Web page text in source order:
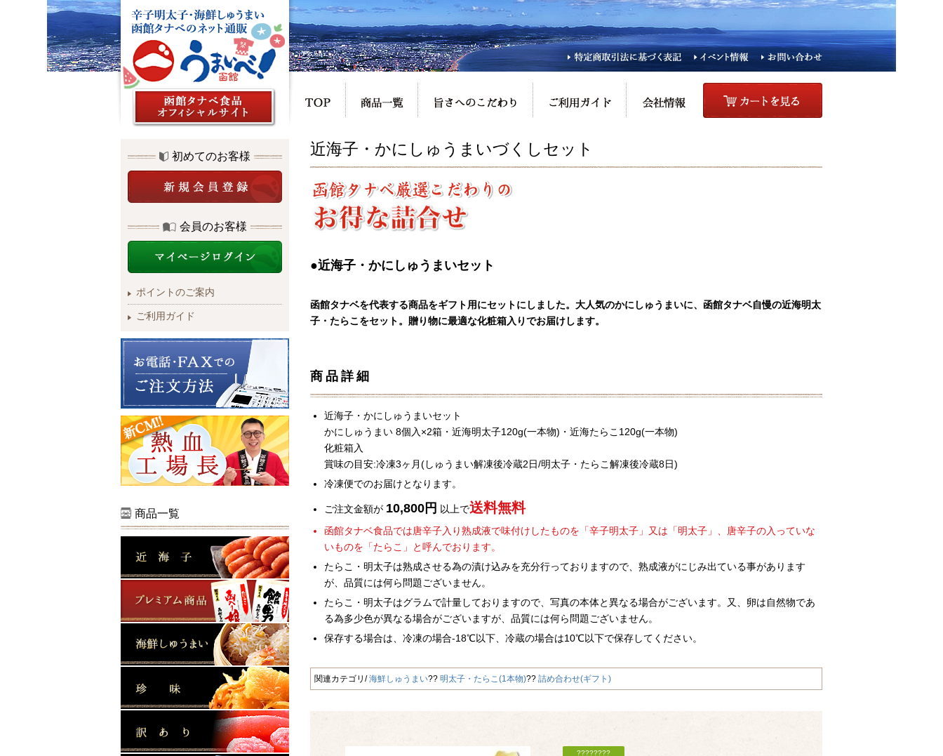
近海子・かにしゅうまいづくしセット
●近海子・かにしゅうまいセット
函館タナベを代表する商品をギフト用にセットにしました。大人気のかにしゅうまいに、函館タナベ自慢の近海明太
子・たらこをセット。贈り物に最適な化粧箱入りでお届けします。
商品詳細
近海子・かにしゅうまいセット
かにしゅうまい 8個入×2箱・近海明太子120g(一本物)・近海たらこ120g(一本物)
化粧箱入
賞味の目安:冷凍3ヶ月(しゅうまい解凍後冷蔵2日/明太子・たらこ解凍後冷蔵8日)
冷凍便でのお届けとなります。
ご注文金額が 10,800円 以上で送料無料
函館タナベ食品では唐辛子入り熟成液で味付けしたものを「辛子明太子」又は「明太子」、唐辛子の入っていな
いものを「たらこ」と呼んでおります。
たらこ・明太子は熟成させる為の漬け込みを充分行っておりますので、熟成液がにじみ出ている事があります
が、品質には何ら問題ございません。
たらこ・明太子はグラムで計量しておりますので、写真の本体と異なる場合がございます。又、卵は自然物であ
る為多少色が異なる場合がございますが、品質には何ら問題ございません。
保存する場合は、冷凍の場合-18℃以下、冷蔵の場合は10℃以下で保存してください。
関連カテゴリ 海鮮しゅうまい 明太子・たらこ(1本物) 詰め合わせ(ギフト)
初めてのお客様
会員のお客様
ポイントのご案内
ご利用ガイド
商品一覧